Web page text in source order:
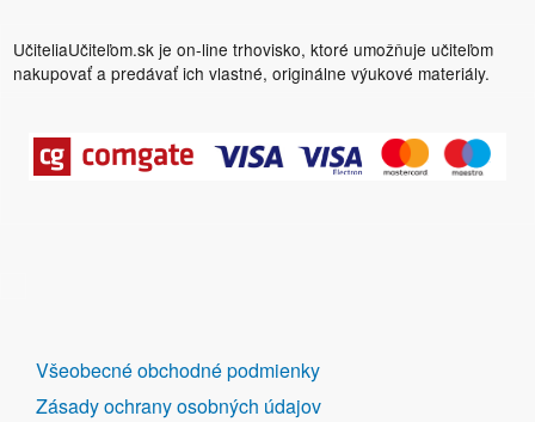
UčiteliaUčiteľom.sk je on-line trhovisko, ktoré umožňuje učiteľom
nakupovať a predávať ich vlastné, originálne výukové materiály.
DALŠÍ
ODKAZY
Všeobecné obchodné podmienky
Zásady ochrany osobných údajov